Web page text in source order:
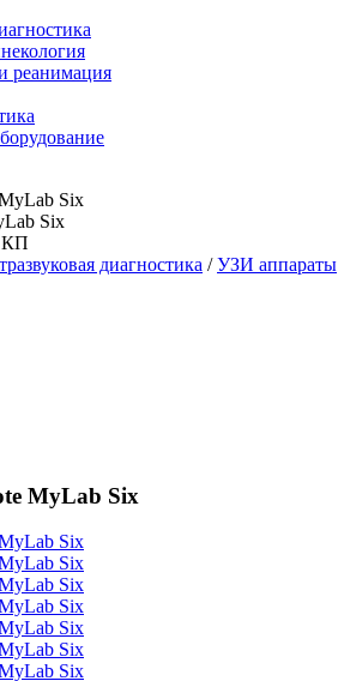
реанимация
Six
КП
диагностика /УЗИ аппараты
MyLab Six